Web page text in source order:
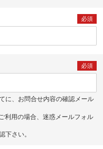
必須
必須
に、お問合せ内容の確認メール
利用の場合、迷惑メールフォル
下さい。